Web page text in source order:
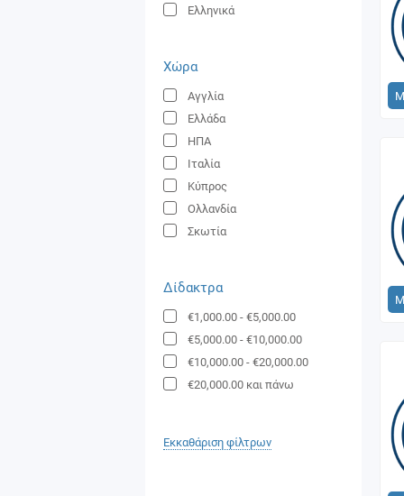
Ελληνικά
Χώρα
Αγγλία
Ελλάδα
ΗΠΑ
Ιταλία
Κύπρος
Ολλανδία
Σκωτία
Δίδακτρα
€1,000.00 - €5,000.00
€5,000.00 - €10,000.00
€10,000.00 - €20,000.00
€20,000.00 και πάνω
Εκκαθάριση φίλτρων